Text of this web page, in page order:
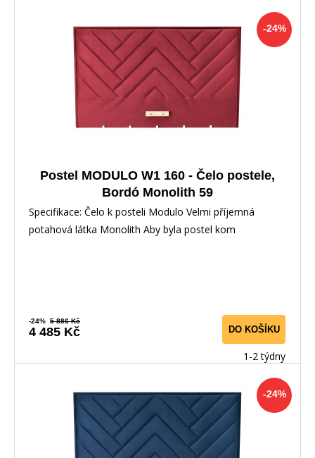
-24%
Postel MODULO W1 160 - Čelo postele,
Bordó Monolith 59
Specifikace: Čelo k posteli Modulo Velmi příjemná
potahová látka Monolith Aby byla postel kom
-24% 5 886 Kč
4 485 Kč DO KOŠÍKU
1-2 týdny
-24%